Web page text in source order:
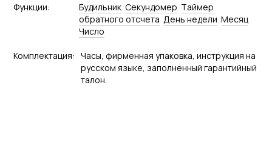
Функции: Будильник Секундомер Tаймер
обратного отсчета День недели Месяц
Число
Комплектация: Часы, фирменная упаковка, инструкция на
русском языке, заполненный гарантийный
талон.